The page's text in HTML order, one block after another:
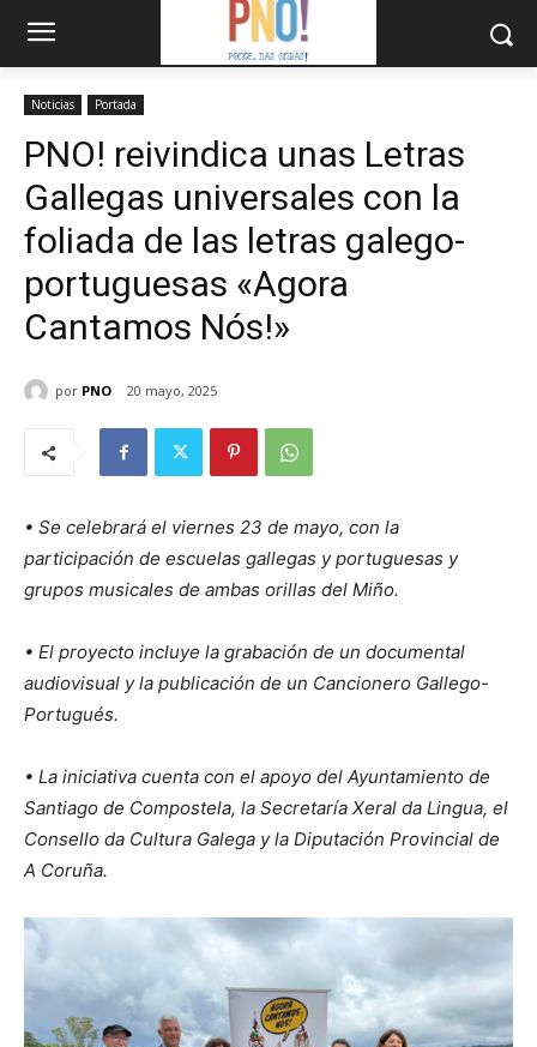
Noticias Portada
PNO! reivindica unas Letras
Gallegas universales con la
foliada de las letras galego-
portuguesas «Agora
Cantamos Nós!»
por PNO 20 mayo, 2025
• Se celebrará el viernes 23 de mayo, con la
participación de escuelas gallegas y portuguesas y
grupos musicales de ambas orillas del Miño.
• El proyecto incluye la grabación de un documental
audiovisual y la publicación de un Cancionero Gallego-
Portugués.
• La iniciativa cuenta con el apoyo del Ayuntamiento de
Santiago de Compostela, la Secretaría Xeral da Lingua, el
Consello da Cultura Galega y la Diputación Provincial de
A Coruña.